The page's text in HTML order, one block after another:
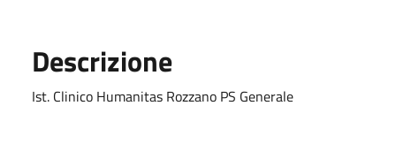
Descrizione
Ist. Clinico Humanitas Rozzano PS Generale